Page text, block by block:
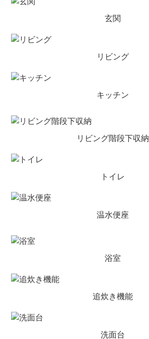
玄関
リビング
キッチン
リビング階段下収納
トイレ
温水便座
浴室
追炊き機能
洗面台